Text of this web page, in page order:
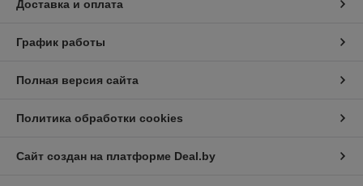
Доставка и оплата
График работы
Полная версия сайта
Политика обработки cookies
Сайт создан на платформе Deal.by